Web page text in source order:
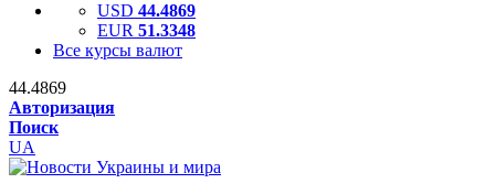
USD 44.4869
EUR 51.3348
Все курсы валют
44.4869
Авторизация
Поиск
UA